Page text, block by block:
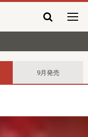
9月発売